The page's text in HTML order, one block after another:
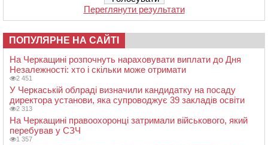
Переглянути результати
ПОПУЛЯРНЕ НА САЙТІ
На Черкащині розпочнуть нараховувати виплати до Дня
Незалежності: хто і скільки може отримати
2 451
У Черкаській облраді визначили кандидатку на посаду
директора установи, яка супроводжує 39 закладів освіти
2 313
На Черкащині правоохоронці затримали військового, який
перебував у СЗЧ
1 357